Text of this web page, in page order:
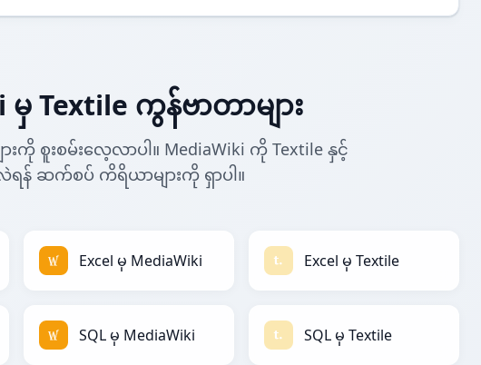
Textile ကွန်ဗာတာများ
ကို စူးစမ်းလေ့လာပါ။ MediaWiki ကို Textile နှင့်
လဲရန် ဆက်စပ် ကိရိယာများကို ရှာပါ။
Excel မှ MediaWiki Excel မှ Textile
SQL မှ MediaWiki SQL မှ Textile